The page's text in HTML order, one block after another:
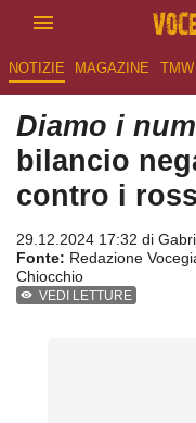
NOTIZIE MAGAZINE
Diamo i
bilancio
contro i
29.12.2024 17:32 di
Fonte: Redazione
Chiocchio
VEDI LETTURE